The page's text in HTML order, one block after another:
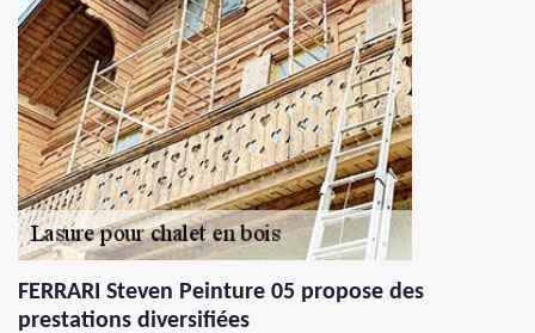
FERRARI Steven Peinture 05 propose des
prestations diversifiées